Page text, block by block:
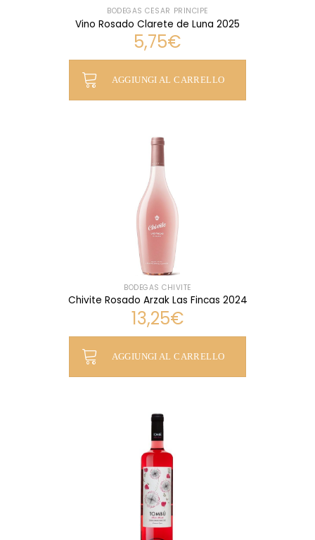
BODEGAS CÉSAR PRÍNCIPE
Vino Rosado Clarete de Luna 2025
5,75€
AGGIUNGI AL CARRELLO
BODEGAS CHIVITE
Chivite Rosado Arzak Las Fincas 2024
13,25€
AGGIUNGI AL CARRELLO